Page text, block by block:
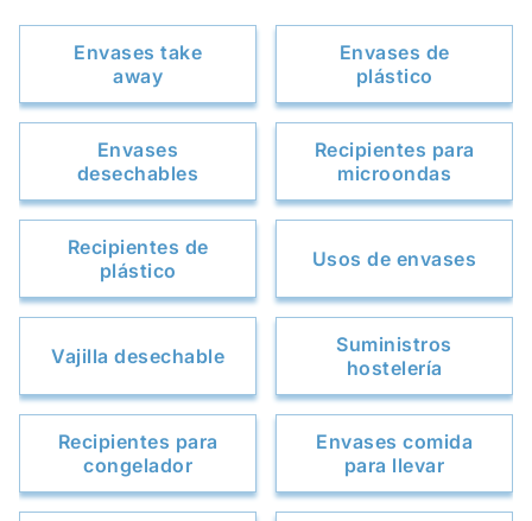
Envases take
away
Envases de
plástico
Envases
desechables
Recipientes para
microondas
Recipientes de
plástico
Usos de envases
Vajilla desechable
Suministros
hostelería
Recipientes para
congelador
Envases comida
para llevar